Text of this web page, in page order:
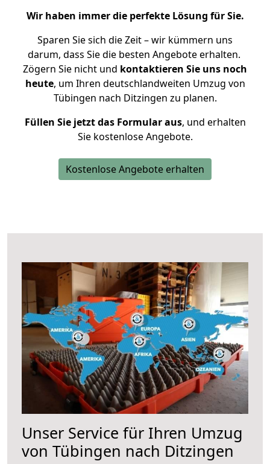
Wir haben immer die perfekte Lösung für Sie.
Sparen Sie sich die Zeit – wir kümmern uns
darum, dass Sie die besten Angebote erhalten.
Zögern Sie nicht und kontaktieren Sie uns noch
heute, um Ihren deutschlandweiten Umzug von
Tübingen nach Ditzingen zu planen.
Füllen Sie jetzt das Formular aus, und erhalten
Sie kostenlose Angebote.
Kostenlose Angebote erhalten
Unser Service für Ihren Umzug
von Tübingen nach Ditzingen